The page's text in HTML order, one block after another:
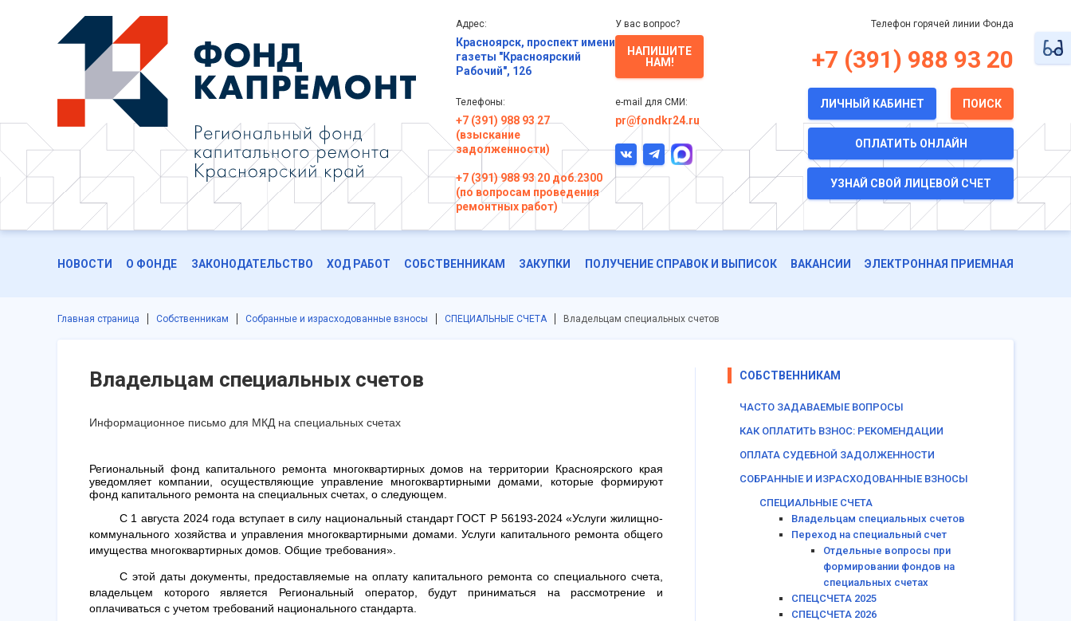
Адрес:
Красноярск, проспект имени
газеты "Красноярский
Рабочий", 126
Телефоны:
+7 (391) 988 93 27
(взыскание
задолженности)
+7 (391) 988 93 20 доб.2300
(по вопросам проведения
ремонтных работ)
У вас вопрос?
НАПИШИТЕ
НАМ!
e-mail для СМИ:
pr@fondkr24.ru
Телефон горячей линии Фонда
+7 (391) 988 93 20
ЛИЧНЫЙ КАБИНЕТ ПОИСК
ОПЛАТИТЬ ОНЛАЙН
УЗНАЙ СВОЙ ЛИЦЕВОЙ СЧЕТ
НОВОСТИ О ФОНДЕ ЗАКОНОДАТЕЛЬСТВО ХОД РАБОТ СОБСТВЕННИКАМ ЗАКУПКИ ПОЛУЧЕНИЕ СПРАВОК И ВЫПИСОК ВАКАНСИИ ЭЛЕКТРОННАЯ ПРИЕМНАЯ
Главная страница Собственникам Собранные и израсходованные взносы СПЕЦИАЛЬНЫЕ СЧЕТА Владельцам специальных счетов
Владельцам специальных счетов
Информационное письмо для МКД на специальных счетах
Региональный фонд капитального ремонта многоквартирных домов на территории Красноярского края
уведомляет компании, осуществляющие управление многоквартирными домами, которые формируют
фонд капитального ремонта на специальных счетах, о следующем.
С 1 августа 2024 года вступает в силу национальный стандарт ГОСТ Р 56193-2024 «Услуги жилищно-
коммунального хозяйства и управления многоквартирными домами. Услуги капитального ремонта общего
имущества многоквартирных домов. Общие требования».
С этой даты документы, предоставляемые на оплату капитального ремонта со специального счета,
владельцем которого является Региональный оператор, будут приниматься на рассмотрение и
оплачиваться с учетом требований национального стандарта.
СОБСТВЕННИКАМ
ЧАСТО ЗАДАВАЕМЫЕ ВОПРОСЫ
КАК ОПЛАТИТЬ ВЗНОС: РЕКОМЕНДАЦИИ
ОПЛАТА СУДЕБНОЙ ЗАДОЛЖЕННОСТИ
СОБРАННЫЕ И ИЗРАСХОДОВАННЫЕ ВЗНОСЫ
СПЕЦИАЛЬНЫЕ СЧЕТА
Владельцам специальных счетов
Переход на специальный счет
Отдельные вопросы при
формировании фондов на
специальных счетах
СПЕЦСЧЕТА 2025
СПЕЦСЧЕТА 2026